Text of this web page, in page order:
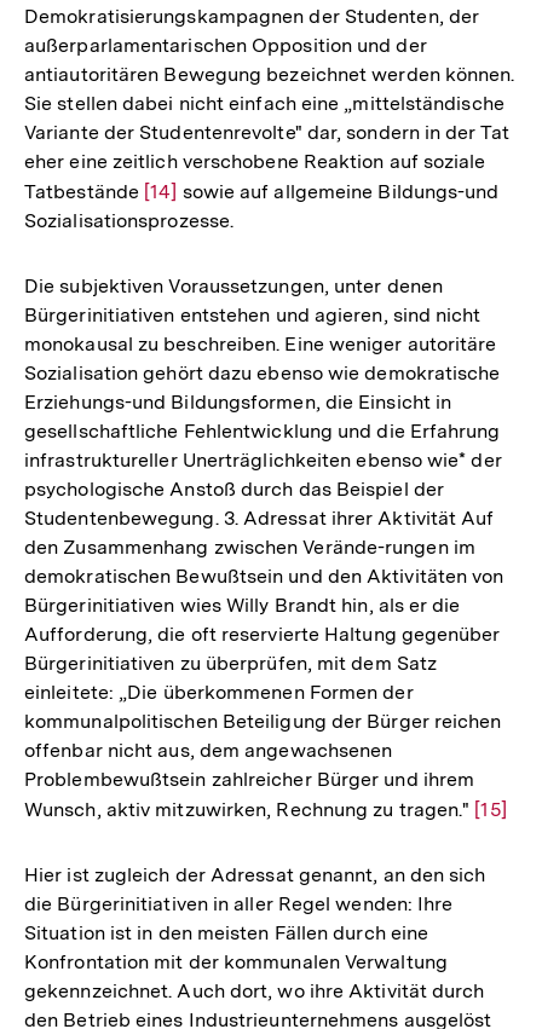
Demokratisierungskampagnen der Studenten, der
außerparlamentarischen Opposition und der
antiautoritären Bewegung bezeichnet werden können.
Sie stellen dabei nicht einfach eine „mittelständische
Variante der Studentenrevolte" dar, sondern in der Tat
eher eine zeitlich verschobene Reaktion auf soziale
Tatbestände Zur
Auflösung
Fußnote
[14] sowie auf allgemeine Bildungs-und
Sozialisationsprozesse.
Die subjektiven Voraussetzungen, unter denen
Bürgerinitiativen entstehen und agieren, sind nicht
monokausal zu beschreiben. Eine weniger autoritäre
Sozialisation gehört dazu ebenso wie demokratische
Erziehungs-und Bildungsformen, die Einsicht in
gesellschaftliche Fehlentwicklung und die Erfahrung
infrastruktureller Unerträglichkeiten ebenso wie* der
psychologische Anstoß durch das Beispiel der
Studentenbewegung. 3. Adressat ihrer Aktivität Auf
den Zusammenhang zwischen Verände-rungen im
demokratischen Bewußtsein und den Aktivitäten von
Bürgerinitiativen wies Willy Brandt hin, als er die
Aufforderung, die oft reservierte Haltung gegenüber
Bürgerinitiativen zu überprüfen, mit dem Satz
einleitete: „Die überkommenen Formen der
kommunalpolitischen Beteiligung der Bürger reichen
offenbar nicht aus, dem angewachsenen
Problembewußtsein zahlreicher Bürger und ihrem
Wunsch, aktiv mitzuwirken, Rechnung zu tragen." Zur
der
[15]
Hier ist zugleich der Adressat genannt, an den sich
die Bürgerinitiativen in aller Regel wenden: Ihre
Situation ist in den meisten Fällen durch eine
Konfrontation mit der kommunalen Verwaltung
gekennzeichnet. Auch dort, wo ihre Aktivität durch
den Betrieb eines Industrieunternehmens ausgelöst